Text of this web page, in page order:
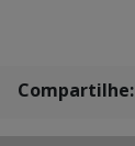
Compartilhe: